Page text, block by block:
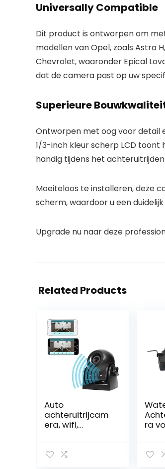
Universally Compatible
Dit product is ontworpen om
modellen van Opel, zoals Astra
Chevrolet, waaronder Epical
dat de camera past op uw
Superieure
Ontworpen met oog voor detail
1/3-inch kleur scherp LCD toont
handig tijdens het
Moeiteloos te installeren, deze
scherm, waardoor u een
Upgrade nu naar deze
Related Products
Auto
achteruitrijcam
era, wifi,
waterdicht,
ra